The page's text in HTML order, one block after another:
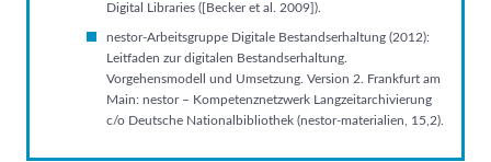
Digital Libraries ([Becker et al. 2009]).
nestor-Arbeitsgruppe Digitale Bestandserhaltung (2012):
Leitfaden zur digitalen Bestandserhaltung.
Vorgehensmodell und Umsetzung. Version 2. Frankfurt am
Main: nestor – Kompetenznetzwerk Langzeitarchivierung
c/o Deutsche Nationalbibliothek (nestor-materialien, 15,2).